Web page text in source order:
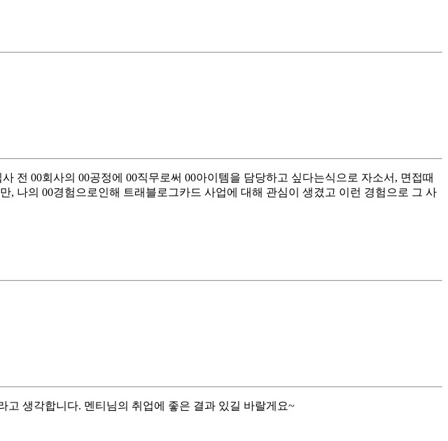
전 00회사의 00공정에 00직무로써 00아이템을 담당하고 싶다는식으로 자소서, 면접때
나의 00경험으로인해 트래블로그카드 사업에 대해 관심이 생겼고 이런 경험으로 그 사
생각합니다. 멘티님의 취업에 좋은 결과 있길 바랄게요~